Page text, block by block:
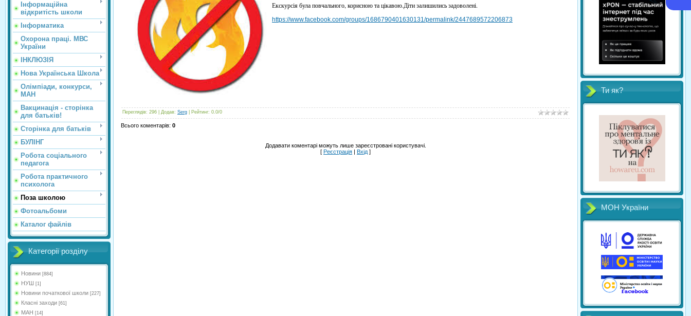
Інформаційна
відкритість школи
Інформатика
Охорона праці. МВС
України
ІНКЛЮЗІЯ
Нова Українська Школа
Олімпіади, конкурси,
МАН
Вакцинація - сторінка
для батьків!
Сторінка для батьків
БУЛІНГ
Робота соціального
педагога
Робота практичного
психолога
Поза школою
Фотоальбоми
Каталог файлів
Категорії розділу
Новини [884]
НУШ [1]
Новини початкової школи [227]
Класні заходи [61]
МАН [14]
Екскурсія була повчального, корисною та цікавою.Діти залишились задоволені.
https://www.facebook.com/groups/1686790401630131/permalink/2447689572206873
Переглядів: 296 | Додав: Serg Рейтинг: 0.0/0
Всього коментарів: 0
Додавати коментарі можуть лише зареєстровані користувачі.
[ Реєстрація | Вхід ]
Ти як?
МОН України